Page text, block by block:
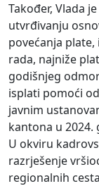
Također, Vlada
utvrđivanju
povećanja
rada, najniže
godišnjeg
isplati pomoći
javnim
kantona u 2024.
U okviru
razrješenje
regionalnih